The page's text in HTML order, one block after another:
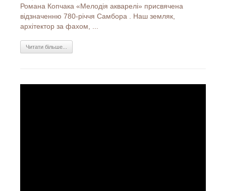
Романа Копчака «Мелодія акварелі» присвячена
відзначенню 780-річчя Самбора . Наш земляк,
архітектор за фахом, ...
Читати більше...